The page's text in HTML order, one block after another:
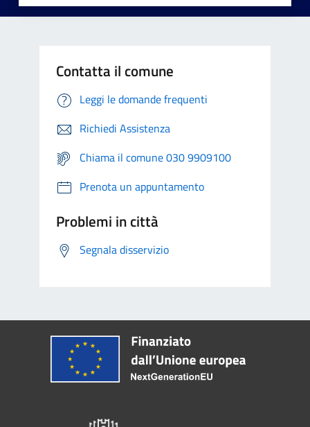
Contatta il comune
Leggi le domande frequenti
Richiedi Assistenza
Chiama il comune 030 9909100
Prenota un appuntamento
Problemi in città
Segnala disservizio